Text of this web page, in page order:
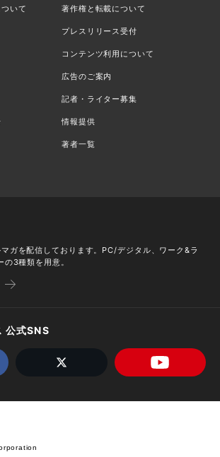
いて 著作権と転載について
プレスリリース受付
コンテンツ利用について
広告のご案内
記者・ライター募集
情報提供
著者一覧
ガを配信しております。PC/デジタル、ワーク&ラ
3種類を用意。
公式SNS